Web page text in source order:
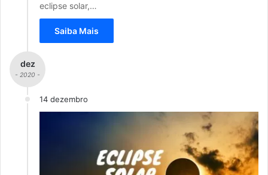
eclipse solar,…
Saiba Mais
dez
- 2020 -
14 dezembro